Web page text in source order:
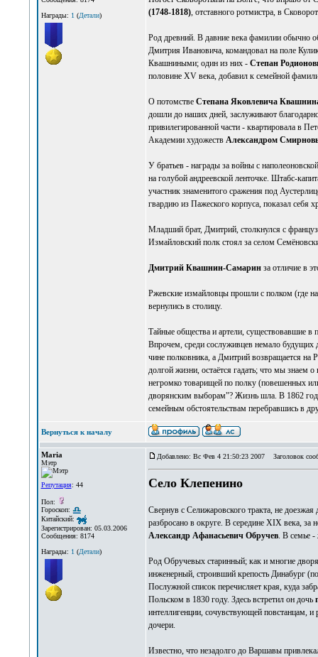
Награды: 1(Детали)
(1748-1818), отставного ротмистра, в
Род древний. В давние века фамилии обычно
Дмитрия Ивановича, командовал на поле
Квашниными; один из них - Степан
половине XV века, добавил к семейной
О потомстве Степана Яковлевича
дошли до наших дней, заслуживают
привилегированной части - квартировала в
Академии художеств Александром
У братьев - награды за войны с
на голубой андреевской ленточке. Штабс-
участник знаменитого сражения под
гвардию из Пажеского корпуса, показал себя
Младший брат, Дмитрий, столкнулся с
Измайловский полк стоял за селом
Дмитрий Квашнин-Самаринза отличие в
Ржевские измайловцы прошли с полком (где
вернулись в столицу.
Тайные общества и артели, существовавшие в
Впрочем, среди сослуживцев немало
чине полковника, а Дмитрий возвращается на
долгой жизни, остаётся гадать; что мы
негромко товарищей по полку (повешенных
дворянским выборам"? Жизнь шла. В 1862
семейным обстоятельствам перебравшись в
Вернуться к началу
Maria
Мэтр
Репутация: 44
Пол:
Гороскоп:
Китайский:
Зарегистрирован: 05.03.2006
Сообщения: 8174
Награды: 1(Детали)
Добавлено: Вс Фев 4 21:50:23 2007 Заголовок
Село Клепенино
Свернув с Селижаровского тракта, не
разбросано в округе. В середине XIX века, за
Александр Афанасьевич Обручев. В семье -
Род Обручевых старинный; как и многие
инженерный, строивший крепость Динабург
Послужной список перечисляет края, куда
Польском в 1830 году. Здесь встретил он дочь
интеллигенции, сочувствующей повстанцам, и
дочери.
Известно, что незадолго до Варшавы